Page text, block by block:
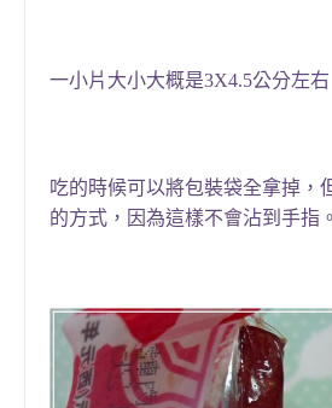
一小片大小大概是3X4.5公分左右
吃的時候可以將包裝袋全拿掉 ，
的方式 ， 因為這樣不會沾到手指。